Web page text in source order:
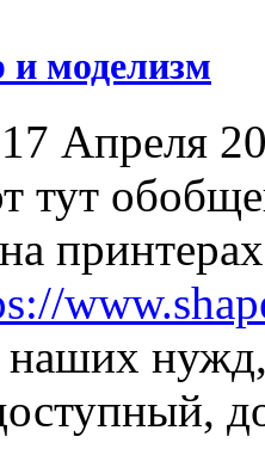
и моделизм
17 Апреля
тут